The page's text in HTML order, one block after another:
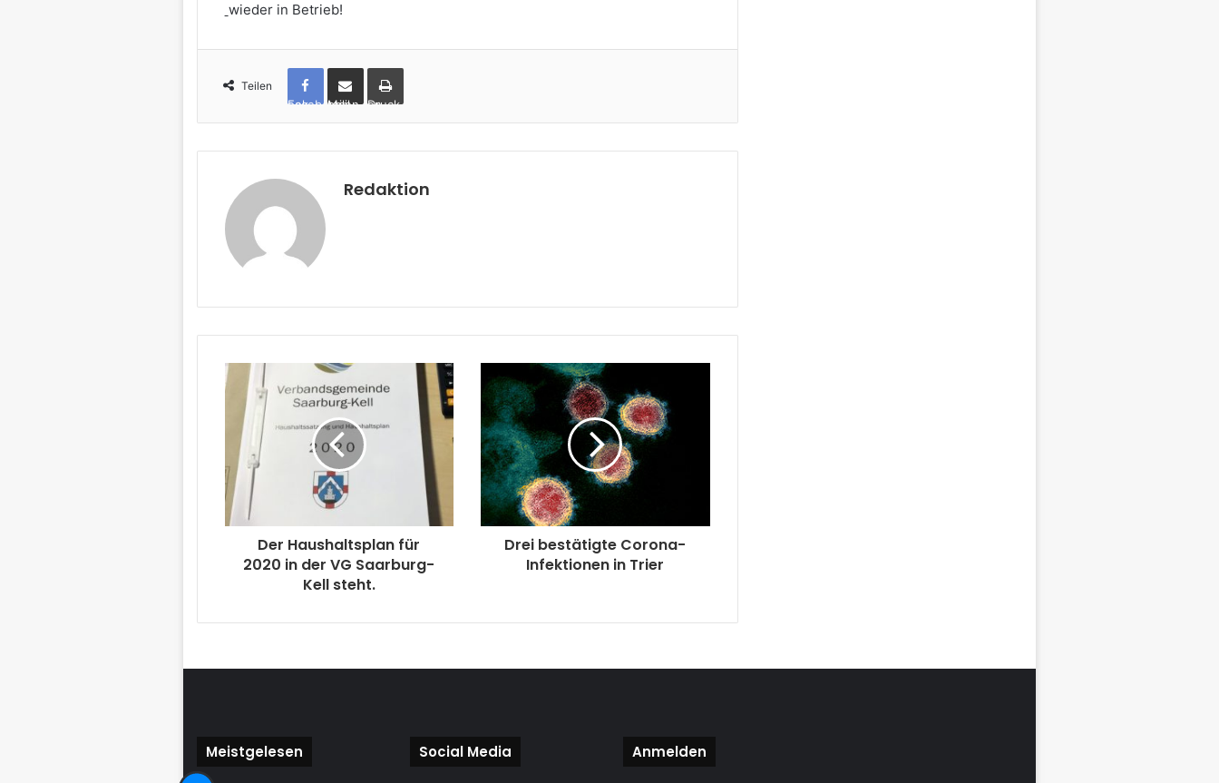
wieder in Betrieb!
Teilen
Facebook per Mail teilen Drucken
Redaktion
Der Haushaltsplan für
2020 in der VG Saarburg-
Kell steht.
Drei bestätigte Corona-
Infektionen in Trier
Meistgelesen Social Media Anmelden